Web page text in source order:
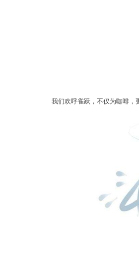
我们欢呼雀跃，不仅为咖啡，更